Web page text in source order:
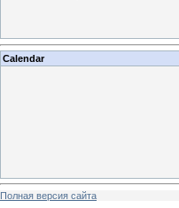
Calendar
Полная версия сайта